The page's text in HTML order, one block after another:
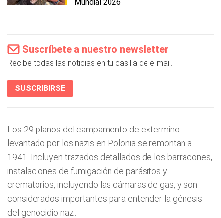
Mundial 2026
Suscríbete a nuestro newsletter
Recibe todas las noticias en tu casilla de e-mail.
SUSCRIBIRSE
Los 29 planos del campamento de extermino
levantado por los nazis en Polonia se remontan a
1941. Incluyen trazados detallados de los barracones,
instalaciones de fumigación de parásitos y
crematorios, incluyendo las cámaras de gas, y son
considerados importantes para entender la génesis
del genocidio nazi.